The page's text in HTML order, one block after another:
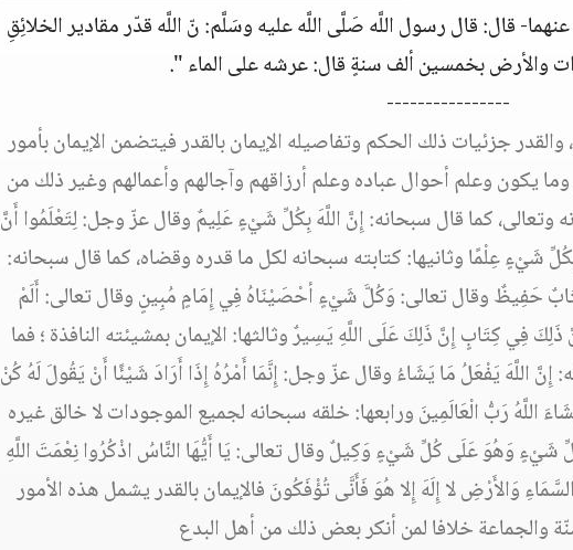
قال: قال رسول اللَّه صَلَّى اللَّه عليه وسَلَّم: نّ اللَّه قدّر مقادير الخلائِقِ
والأرض بخمسين ألف سنةٍ قال: عرشه على الماء ".
----------------
جزئيات ذلك الحكم وتفاصيله الإيمان بالقدر فيتضمن الإيمان بأمور
وما يكون وعلم أحوال عباده وعلم أرزاقهم وآجالهم وأعمالهم وغير ذلك من
كما قال سبحانه: إِنَّ اللَّهَ بِكُلِّ شَيْءٍ عَلِيمٌ وقال عزّ وجل: لِتَعْلَمُوا أَنَّ
شَيْءٍ عِلْمًا وثانيها: كتابته سبحانه لكل ما قدره وقضاه، كما قال سبحانه:
حَفِيظٌ وقال تعالى: وَكُلَّ شَيْءٍ أحْصَيْنَاهُ فِي إِمَامٍ مُبِينٍ وقال تعالى: أَلَمْ
فِي كِتَابٍ إِنَّ ذَلِكَ عَلَى اللَّهِ يَسِيرٌ وثالثها: الإيمان بمشيئته النافذة ؛ فما
اللَّهَ يَفْعَلُ مَا يَشَاءُ وقال عزّ وجل: إِنَّمَا أَمْرُهُ إِذَا أَرَادَ شَيْئًا أَنْ يَقُولَ لَهُ كُنْ
اللَّهُ رَبُّ الْعَالَمِينَ ورابعها: خلقه سبحانه لجميع الموجودات لا خالق غيره
شَيْءٍ وَهُوَ عَلَى كُلِّ شَيْءٍ وَكِيلٌ وقال تعالى: يَا أَيُّهَا النَّاسُ اذْكُرُوا نِعْمَتَ اللَّهِ
وَالأَرْضِ لا إِلَهَ إِلا هُوَ فَأَنَّى تُؤْفَكُونَ فالإيمان بالقدر يشمل هذه الأمور
والجماعة خلافا لمن أنكر بعض ذلك من أهل البدع